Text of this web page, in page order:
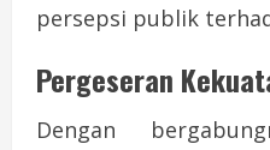
persepsi publik
Pergeseran
Dengan